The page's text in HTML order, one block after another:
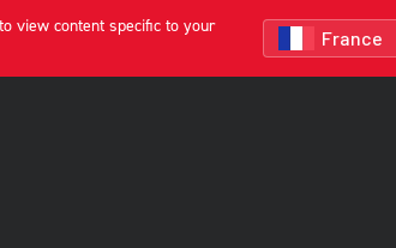
view content specific to your